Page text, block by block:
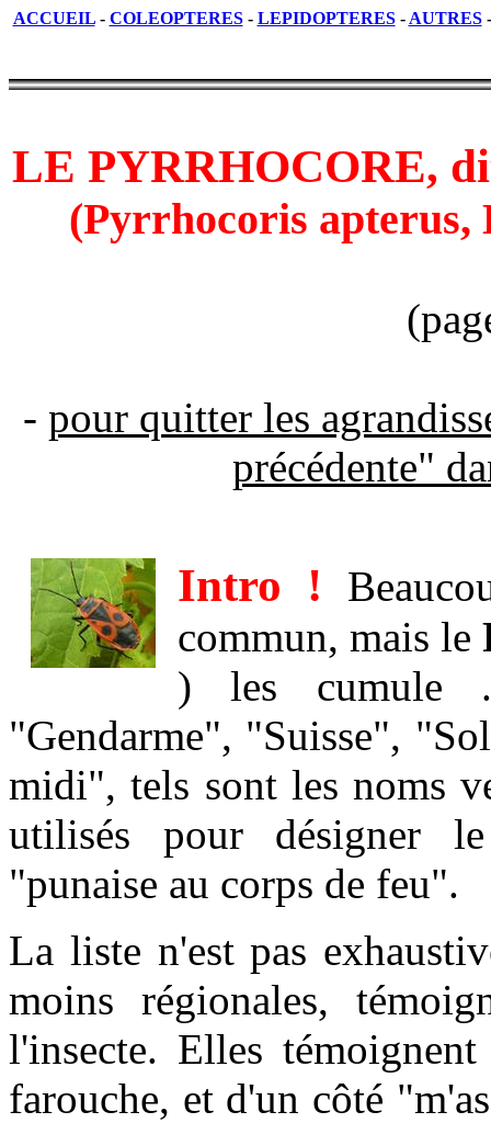
ACCUEIL- COLEOPTERES- LEPIDOPTERES- AUTRES-
LE PYRRHOCORE,
(Pyrrhocoris apterus,
- pour quitter les
précédente"
Intro !
commun, mais le
) les cumule
"Gendarme", "Suisse",
midi", tels sont les noms
utilisés pour désigner
"punaise au corps de feu".
La liste n'est pas
moins régionales,
l'insecte. Elles
farouche, et d'un côté